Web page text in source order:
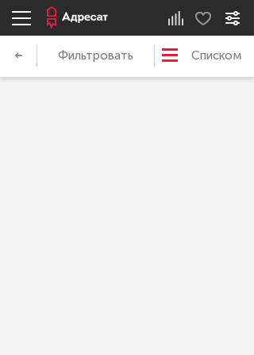
Фильтровать Списком